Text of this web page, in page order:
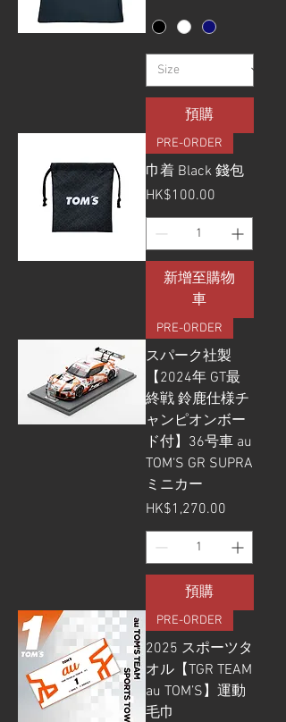
預購
PRE-ORDER
巾着 Black 錢包
價格
HK$100.00
新增至購物
車
PRE-ORDER
スパーク社製
【2024年 GT最
終戦 鈴鹿仕様チ
ャンピオンボー
ド付】36号車 au
TOM‘S GR SUPRA
ミニカー
價格
HK$1,270.00
預購
PRE-ORDER
2025 スポーツタ
オル【TGR TEAM
au TOM’S】運動
毛巾